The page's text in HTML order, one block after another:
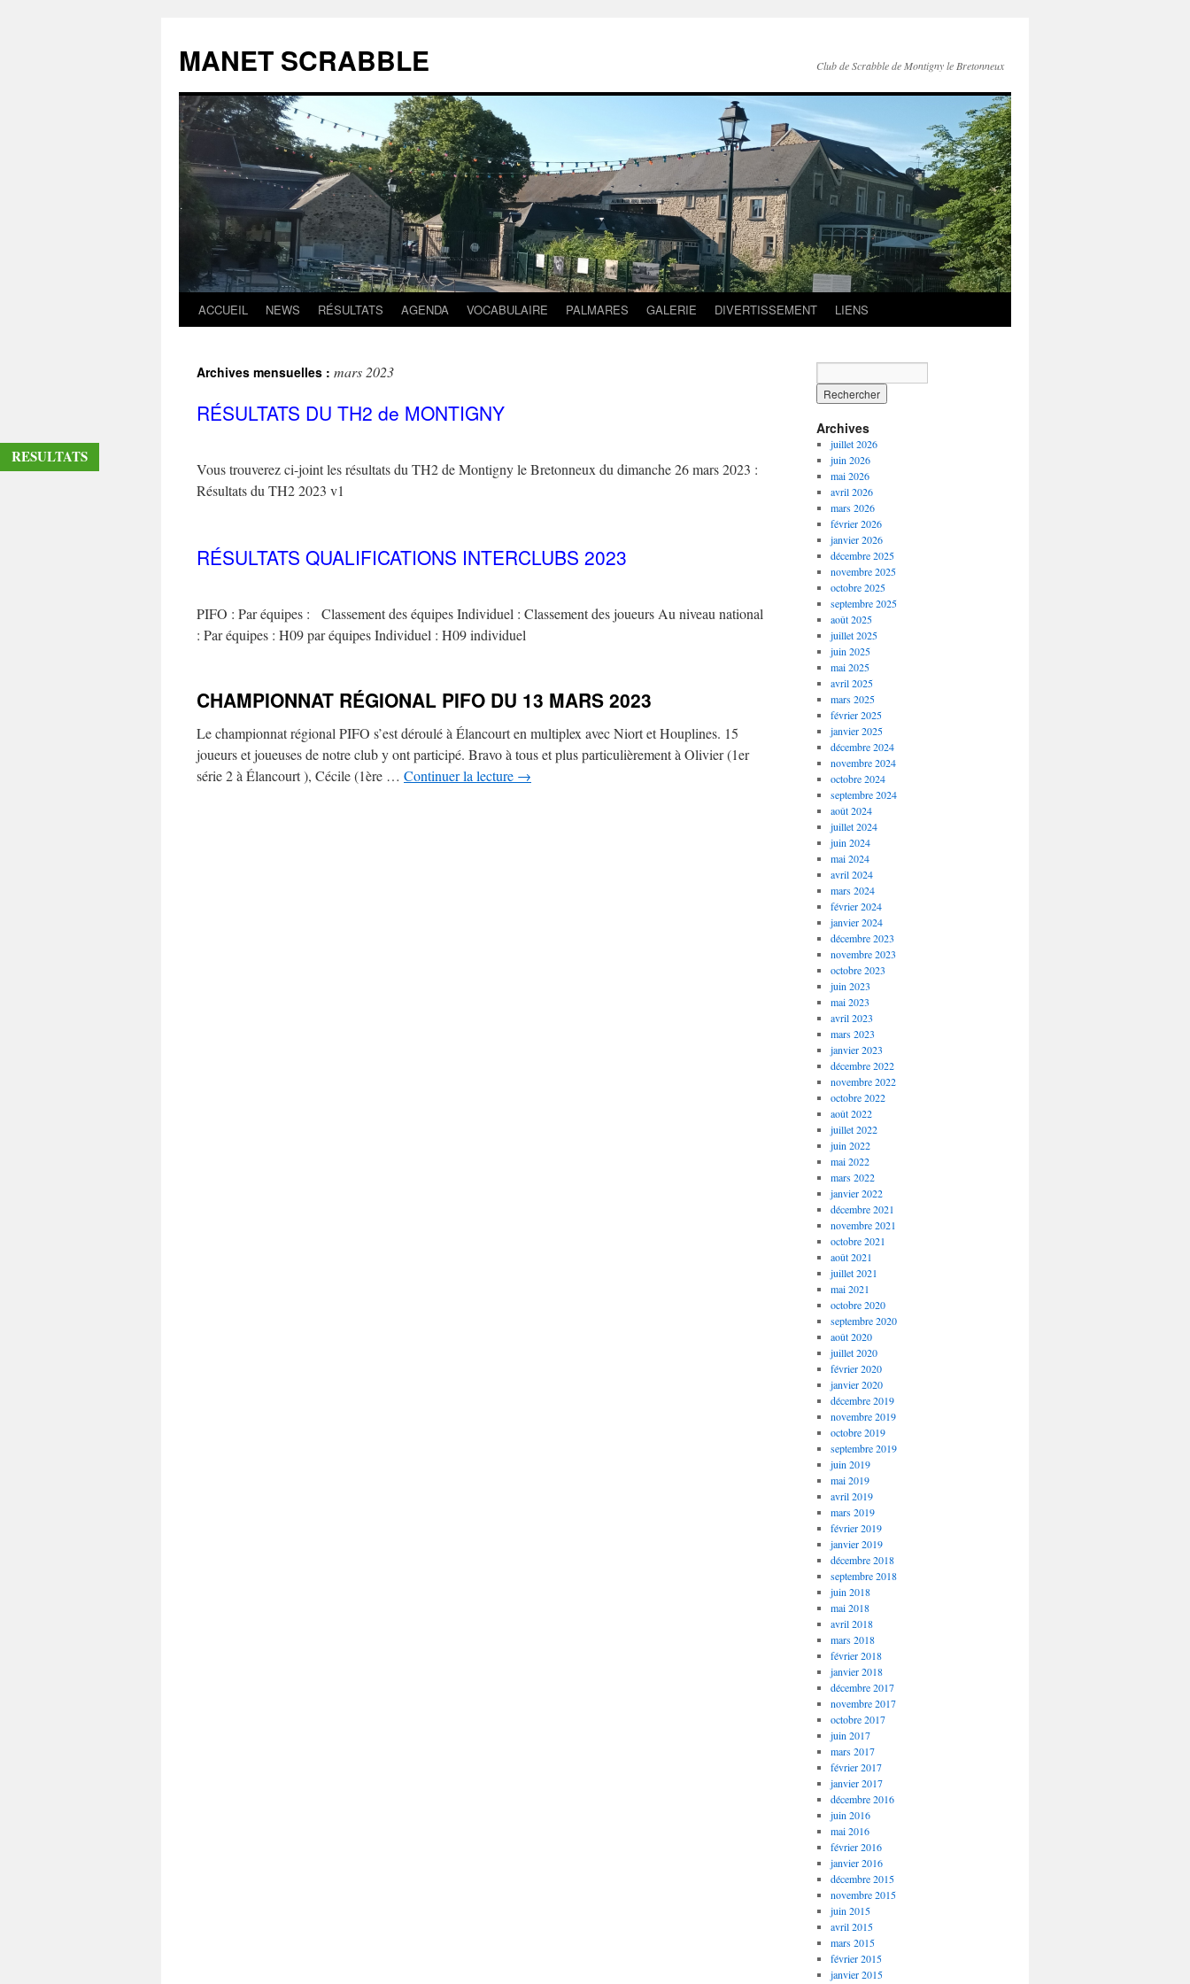
MANET SCRABBLE Club de Scrabble de Montigny le Bretonneux
Aller
contenu
ACCUEIL NEWS RÉSULTATS AGENDA VOCABULAIRE PALMARES GALERIE DIVERTISSEMENT LIENS
Archives mensuelles : mars 2023
RÉSULTATS DU TH2 de MONTIGNY
Vous trouverez ci-joint les résultats du TH2 de Montigny le Bretonneux du dimanche 26 mars 2023 :
Résultats du TH2 2023 v1
RÉSULTATS QUALIFICATIONS INTERCLUBS 2023
PIFO : Par équipes : Classement des équipes Individuel : Classement des joueurs Au niveau national
: Par équipes : H09 par équipes Individuel : H09 individuel
CHAMPIONNAT RÉGIONAL PIFO DU 13 MARS 2023
Le championnat régional PIFO s’est déroulé à Élancourt en multiplex avec Niort et Houplines. 15
joueurs et joueuses de notre club y ont participé. Bravo à tous et plus particulièrement à Olivier (1er
série 2 à Élancourt ), Cécile (1ère … Continuer la lecture →
Archives
juillet 2026
juin 2026
mai 2026
avril 2026
mars 2026
février 2026
janvier 2026
décembre 2025
novembre 2025
octobre 2025
septembre 2025
août 2025
juillet 2025
juin 2025
mai 2025
avril 2025
mars 2025
février 2025
janvier 2025
décembre 2024
novembre 2024
octobre 2024
septembre 2024
août 2024
juillet 2024
juin 2024
mai 2024
avril 2024
mars 2024
février 2024
janvier 2024
décembre 2023
novembre 2023
octobre 2023
juin 2023
mai 2023
avril 2023
mars 2023
janvier 2023
décembre 2022
novembre 2022
octobre 2022
août 2022
juillet 2022
juin 2022
mai 2022
mars 2022
janvier 2022
décembre 2021
novembre 2021
octobre 2021
août 2021
juillet 2021
mai 2021
octobre 2020
septembre 2020
août 2020
juillet 2020
février 2020
janvier 2020
décembre 2019
novembre 2019
octobre 2019
septembre 2019
juin 2019
mai 2019
avril 2019
mars 2019
février 2019
janvier 2019
décembre 2018
septembre 2018
juin 2018
mai 2018
avril 2018
mars 2018
février 2018
janvier 2018
décembre 2017
novembre 2017
octobre 2017
juin 2017
mars 2017
février 2017
janvier 2017
décembre 2016
juin 2016
mai 2016
février 2016
janvier 2016
décembre 2015
novembre 2015
juin 2015
avril 2015
mars 2015
février 2015
janvier 2015
RESULTATS